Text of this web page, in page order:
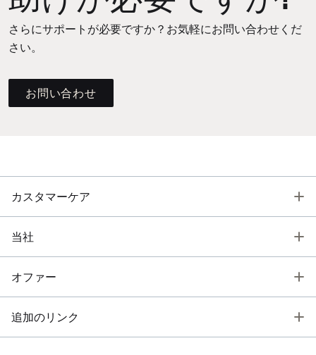
さらにサポートが必要ですか？お気軽にお問い合わせくだ
さい。
お問い合わせ
カスタマーケア
当社
オファー
追加のリンク